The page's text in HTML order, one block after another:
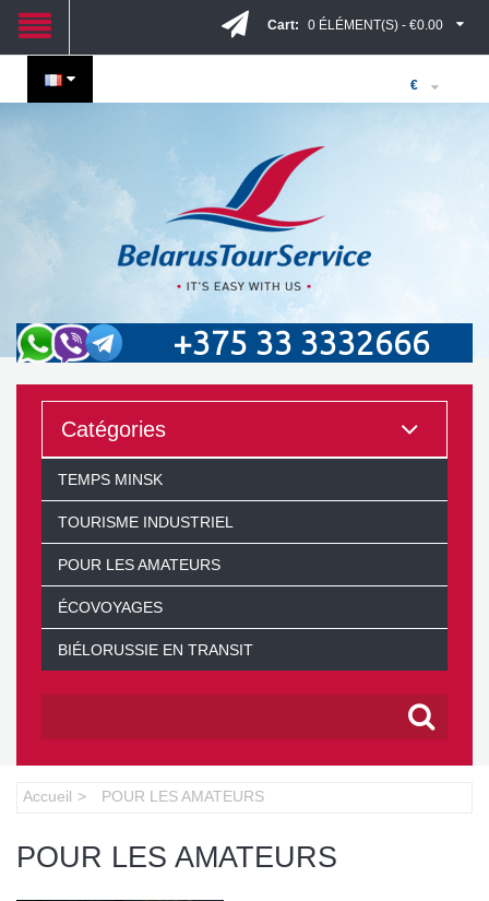
€
Cart: 0 ÉLÉMENT(S) - €0.00
+375 33 3332666
Catégories
TEMPS MINSK
TOURISME INDUSTRIEL
POUR LES AMATEURS
ÉCOVOYAGES
BIÉLORUSSIE EN TRANSIT
Accueil POUR LES AMATEURS
POUR LES AMATEURS